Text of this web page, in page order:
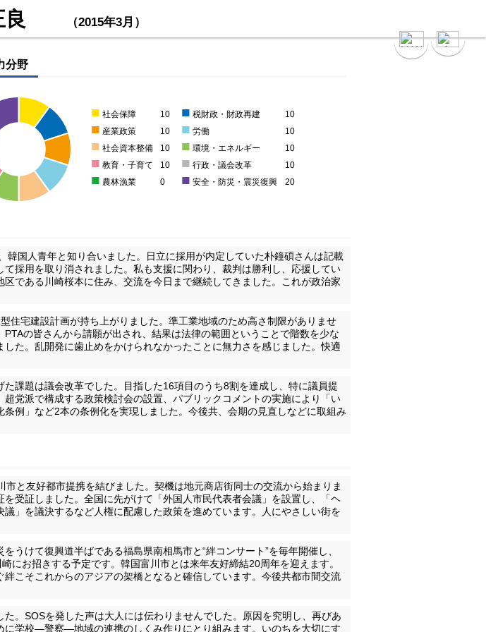
（2015年3月）
分野
■ 社会保障 10 ■ 税財政・財政再建 10
■ 産業政策 10 ■ 労働 10
■ 社会資本整備 10 ■ 環境・エネルギー 10
■ 教育・子育て 10 ■ 行政・議会改革 10
■ 農林漁業 0 ■ 安全・防災・震災復興 20
韓国人青年と知り合いました。日立に採用が内定していた朴鐘碩さんは記載
て採用を取り消されました。私も支援に関わり、裁判は勝利し、応援してい
区である川崎桜本に住み、交流を今日まで継続してきました。これが政治家
住宅建設計画が持ち上がりました。準工業地域のため高さ制限がありませ
PTAの皆さんから請願が出され、結果は法律の範囲ということで階数を少な
した。乱開発に歯止めをかけられなかったことに無力さを感じました。快適
た課題は議会改革でした。目指した16項目のうち8割を達成し、特に議員提
超党派で構成する政策検討会の設置、パブリックコメントの実施により「い
条例」など2本の条例化を実現しました。今後共、会期の見直しなどに取組み
市と友好都市提携を結びました。契機は地元商店街同士の交流から始まりま
を受証しました。全国に先がけて「外国人市民代表者会議」を設置し、「ヘ
議」を議決するなど人権に配慮した政策を進めています。人にやさしい街を
うけて復興道半ばである福島県南相馬市と“絆コンサート”を毎年開催し、
にお招きする予定です。韓国富川市とは来年友好締結20周年を迎えます。
絆こそこれからのアジアの架橋となると確信しています。今後共都市間交流
。SOSを発した声は大人には伝わりませんでした。原因を究明し、再びあ
に学校―警察―地域の連携のしくみ作りにとり組みます。いのちを大切にす